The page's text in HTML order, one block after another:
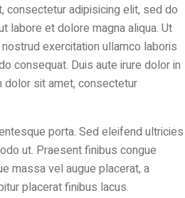
consectetur adipisicing elit, sed do
labore et dolore magna aliqua. Ut
exercitation ullamco laboris
consequat. Duis aute irure dolor in
dolor sit amet, consectetur
porta. Sed eleifend ultricies
ut. Praesent finibus congue
massa vel augue placerat, a
placerat finibus lacus.